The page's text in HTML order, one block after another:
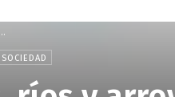
SOCIEDAD